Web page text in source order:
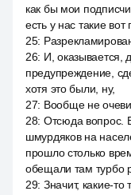
как бы мои
есть у нас такие
25:
26: И, оказывается,
предупреждение,
хотя это были, ну,
27: Вообще не
28: Отсюда вопрос.
шмурдяков на
прошло столько
обещали там турбо
29: Значит, какие-